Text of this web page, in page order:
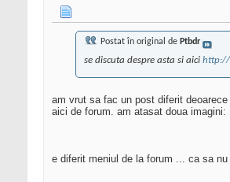
Postat în original de Ptbdr
se discuta despre asta si aici http://
am vrut sa fac un post diferit
aici de forum. am atasat doua imagini:
e diferit meniul de la forum ... ca sa